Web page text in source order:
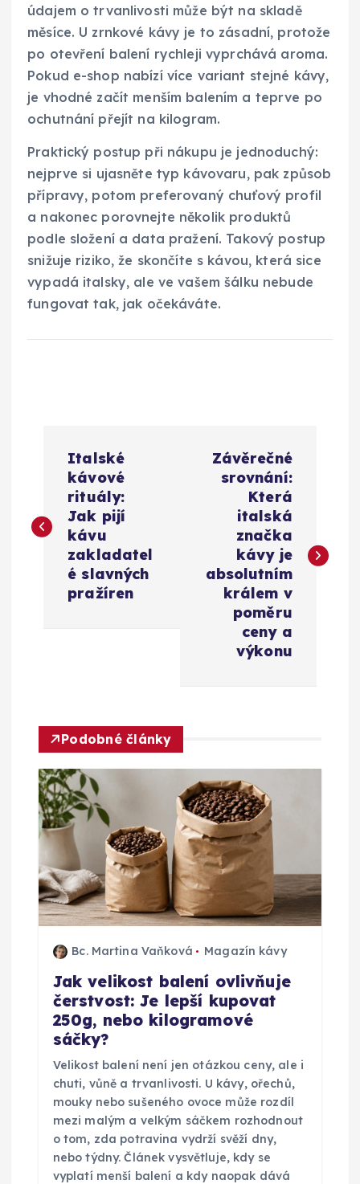
údajem o trvanlivosti může být na skladě
měsíce. U zrnkové kávy je to zásadní, protože
po otevření balení rychleji vyprchává aroma.
Pokud e-shop nabízí více variant stejné kávy,
je vhodné začít menším balením a teprve po
ochutnání přejít na kilogram.
Praktický postup při nákupu je jednoduchý:
nejprve si ujasněte typ kávovaru, pak způsob
přípravy, potom preferovaný chuťový profil
a nakonec porovnejte několik produktů
podle složení a data pražení. Takový postup
snižuje riziko, že skončíte s kávou, která sice
vypadá italsky, ale ve vašem šálku nebude
fungovat tak, jak očekáváte.
v
e
p
r
o
p
ř
Italské
kávové
rituály:
Jak pijí
kávu
zakladatel
é slavných
pražíren
Závěrečné
srovnání:
Která
italská
značka
kávy je
absolutním
králem v
poměru
ceny a
výkonu
Podobné články
Bc. Martina Vaňková Magazín kávy
Jak velikost balení ovlivňuje
čerstvost: Je lepší kupovat
250g, nebo kilogramové
sáčky?
Velikost balení není jen otázkou ceny, ale i
chuti, vůně a trvanlivosti. U kávy, ořechů,
mouky nebo sušeného ovoce může rozdíl
mezi malým a velkým sáčkem rozhodnout
o tom, zda potravina vydrží svěží dny,
nebo týdny. Článek vysvětluje, kdy se
vyplatí menší balení a kdy naopak dává